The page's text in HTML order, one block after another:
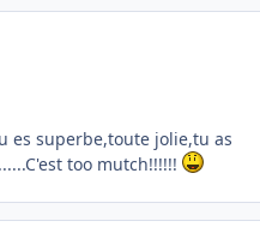
es superbe,toute jolie,tu as
too mutch!!!!!!